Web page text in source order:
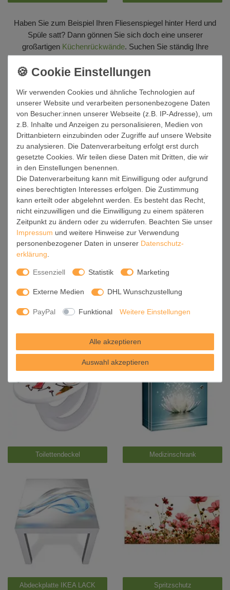
Haben Sie zum Beispiel Ihren Fliesenspiegel hinter Herd und
Spüle satt? Dann gönnen Sie sich doch eine unserer
großartigen Küchenrückwände. Suchen Sie ständig Ihre
Autoschlüssel? Dann montieren Sie sich einen unserer genialen
Schlüsselkästendirekt neben der Wohnungstür. Fehlt es Ihrem
legendär!
Und auch Wohnzimmer und Büro sowie das Kinderzimmer
können Sie mitWohnaccessoiresvon banjado ausstatten. Von
der schickenWanduhr bis zum wiederverwendbaren
Wandkalendersind Ihrer Fantasie keine Grenze gesetzt.
Schauen Sie sich jetzt in unserem Sortiment um und finden Ihr
neues Highlight für jeden Raum! Denn banjado macht Ihre Welt
bunter! Haben Sie noch Fragen zu unseren Stücken? Dann
stehen wir Ihnen ebenso gern zur Verfügung.
Toilettendeckel Medizinschrank
Abdeckplatte IKEA LACK Spritzschutz
Wir verwenden Cookies und ähnliche Technologien auf
unserer Website und verarbeiten personenbezogene Daten
von Besucher:innen unserer Webseite (z.B. IP-Adresse), um
z.B. Inhalte und Anzeigen zu personalisieren, Medien von
Drittanbietern einzubinden oder Zugriffe auf unsere Website
zu analysieren. Die Datenverarbeitung erfolgt erst durch
gesetzte Cookies. Wir teilen diese Daten mit Dritten, die wir
in den Einstellungen benennen.
Die Datenverarbeitung kann mit Einwilligung oder aufgrund
eines berechtigten Interesses erfolgen. Die Zustimmung
kann erteilt oder abgelehnt werden. Es besteht das Recht,
nicht einzuwilligen und die Einwilligung zu einem späteren
Zeitpunkt zu ändern oder zu widerrufen. Beachten Sie unser
Impressum und weitere Hinweise zur Verwendung
personenbezogener Daten in unserer Daten­schutz­
erklärung
Essenziell Statistik Marketing
Externe Medien DHL Wunschzustellung
PayPal Funktional Weitere Einstellungen
Alle akzeptieren
Auswahl akzeptieren